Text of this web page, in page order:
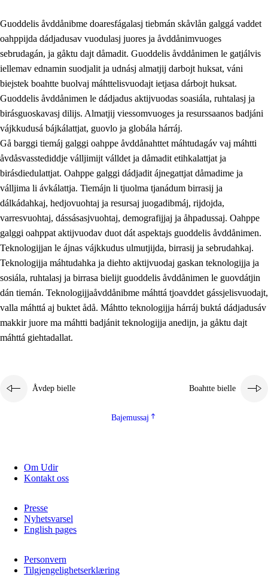
2. Prinsihpa oahppama, åvddånahttema ja ávddama hárráj
2.1 Sosiála oahppam ja åvddånibme
2.2 Máhtudahka fágáj hárráj
2.3 Vuodulasj tjehpudagá
2.4 Oahppat oahppat
Doaresfágalasj tiemá
2.5 Doaresfágalasj tiemá
2.5.1 Álmmukvarresvuohta ja iellemrijbadibme
Demokratijja ja guojmmeviesátvuohta
2.5.3 Guoddelis åvddånibme
Guoddelis åvddånibme doaresfágalasj tiebmán skåvlån galggá vaddet
oahppijda dádjadusav vuodulasj juores ja åvddånimvuoges
sebrudagán, ja gåktu dajt dåmadit. Guoddelis åvddånimen le gatjálvis
iellemav ednamin suodjalit ja udnásj almatjij darbojt huksat, váni
biejstek boahtte buolvaj máhttelisvuodajt ietjasa dárbojt huksat.
Guoddelis åvddånimen le dádjadus aktijvuodas soasiála, ruhtalasj ja
birásguoskavasj dilijs. Almatjij viessomvuoges ja resurssaanos badjáni
vájkkudusá bájkálattjat, guovlo ja globála hárráj.
Gå barggi tiemáj galggi oahppe åvddånahttet máhtudagáv vaj máhtti
åvdåsvasstediddje válljimijt válldet ja dåmadit etihkalattjat ja
birásdiedulattjat. Oahppe galggi dádjadit ájnegattjat dåmadime ja
válljima li ávkálattja. Tiemájn li tjuolma tjanádum birrasij ja
dálkádahkaj, hedjovuohtaj ja resursaj juogadibmáj, rijdojda,
varresvuohtaj, dássásasjvuohtaj, demografijjaj ja åhpadussaj. Oahppe
galggi oahppat aktijvuodav duot dát aspektajs guoddelis åvddånimen.
Teknologijjan le ájnas vájkkudus ulmutjijda, birrasij ja sebrudahkaj.
Teknologijja máhtudahka ja diehto aktijvuodaj gaskan teknologijja ja
sosiála, ruhtalasj ja birrasa bielijt guoddelis åvddånimen le guovdátjin
dán tiemán. Teknologijjaåvddånibme máhttá tjoavddet gássjelisvuodajt,
valla máhttá aj buktet ådå. Máhtto teknologijja hárráj buktá dádjadusáv
makkir juore ma máhtti badjánit teknologijja anedijn, ja gåktu dajt
máhttá giehtadallat.
Åvdep bielle Boahtte bielle
Bajemussaj
Om Udir
Kontakt oss
Presse
Nyhetsvarsel
English pages
Personvern
Tilgjengelighetserklæring